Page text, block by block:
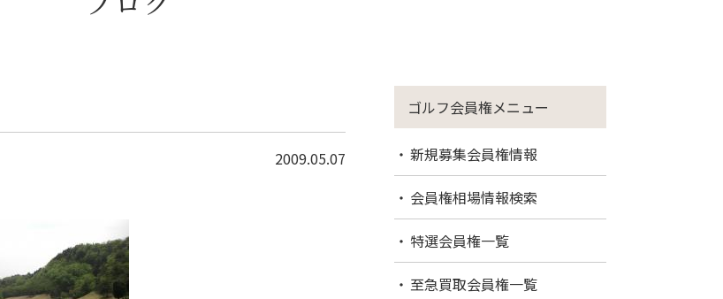
至急買い会員権情報
2009.05.07
ゴルフ会員権メニュー
新規募集会員権情報
会員権相場情報検索
特選会員権一覧
至急買取会員権一覧